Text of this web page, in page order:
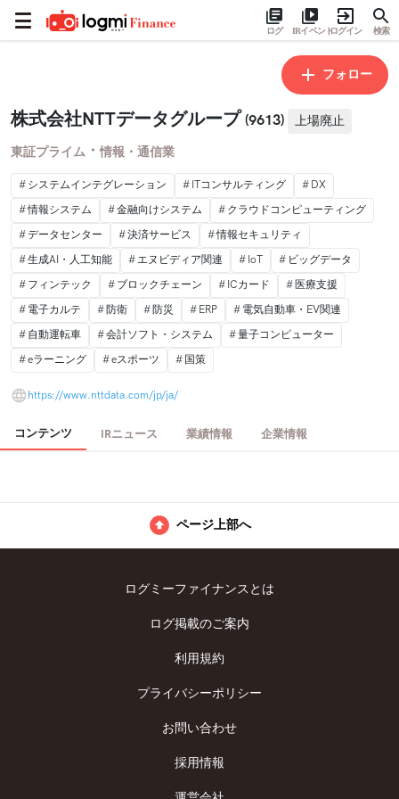
ログ IRイベントログイン 検索
フォロー
株式会社NTTデータグループ(9613) 上場廃止
東証プライム ・ 情報・通信業
システムインテグレーション ITコンサルティング
DX
情報システム
金融向けシステム
クラウドコンピューティング
データセンター
決済サービス
情報セキュリティ
生成AI・人工知能
エヌビディア関連 IoT
ビッグデータ
フィンテック
ブロックチェーン ICカード
医療支援
電子カルテ
防衛 防災 ERP
電気自動車・EV関連
自動運転車
会計ソフト・システム
量子コンピューター
eラーニング
eスポーツ 国策
https://www.nttdata.com/jp/ja/
コンテンツ IRニュース 業績情報 企業情報
ページ上部へ
ログミーファイナンスとは
ログ掲載のご案内
利用規約
プライバシーポリシー
お問い合わせ
採用情報